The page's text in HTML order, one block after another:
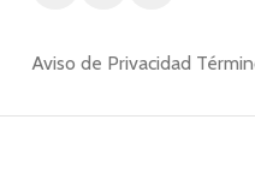
Aviso de Privacidad